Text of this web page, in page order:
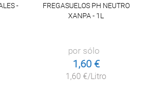
-
FREGASUELOS PH NEUTRO
XANPA - 1L
por sólo
1,60 €
1,60 €/Litro